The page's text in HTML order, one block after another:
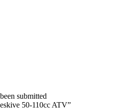
submitted
50-110cc ATV”